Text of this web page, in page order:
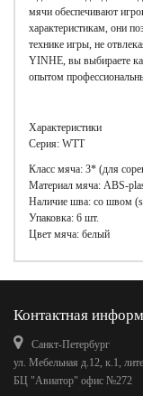
мячи обеспечивают
характеристикам, они
технике игры, не
YINHE, вы выбираете
опытом
Характеристики
Серия: WTT
Класс мяча: 3* (для
Материал мяча: ABS-
Наличие шва: со швом
Упаковка: 6 шт.
Цвет мяча: белый
Контактная
Санкт-Петербург
ул. Мебельная д.12, к.1,
БЦ "Авиатор" офис №272